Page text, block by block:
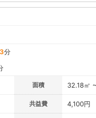
分
面積 32.18㎡
共益費 4,100円